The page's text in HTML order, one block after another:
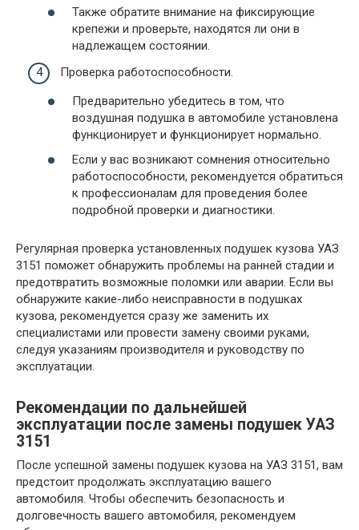
Также обратите внимание на фиксирующие
крепежи и проверьте, находятся ли они в
надлежащем состоянии.
Проверка работоспособности.
Предварительно убедитесь в том, что
воздушная подушка в автомобиле установлена
функционирует и функционирует нормально.
Если у вас возникают сомнения относительно
работоспособности, рекомендуется обратиться
к профессионалам для проведения более
подробной проверки и диагностики.
Регулярная проверка установленных подушек кузова УАЗ
3151 поможет обнаружить проблемы на ранней стадии и
предотвратить возможные поломки или аварии. Если вы
обнаружите какие-либо неисправности в подушках
кузова, рекомендуется сразу же заменить их
специалистами или провести замену своими руками,
следуя указаниям производителя и руководству по
эксплуатации.
Рекомендации по дальнейшей
эксплуатации после замены подушек УАЗ
3151
После успешной замены подушек кузова на УАЗ 3151, вам
предстоит продолжать эксплуатацию вашего
автомобиля. Чтобы обеспечить безопасность и
долговечность вашего автомобиля, рекомендуем